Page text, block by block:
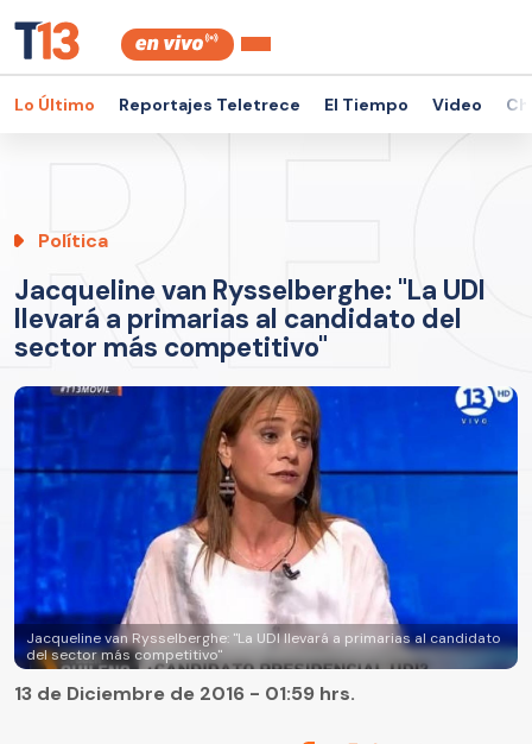
Lo Último Reportajes Teletrece El Tiempo Video
Política
Jacqueline van Rysselberghe: "La UDI
llevará a primarias al candidato del
sector más competitivo"
Jacqueline van Rysselberghe: "La UDI llevará a primarias al candidato
del sector más competitivo"
13 de Diciembre de 2016 - 01:59 hrs.